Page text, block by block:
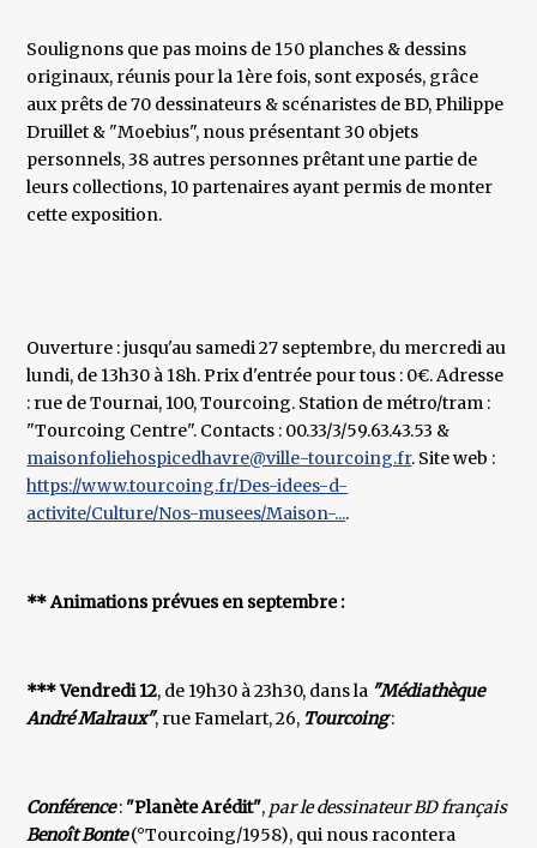
Soulignons que pas moins de 150 planches & dessins
originaux, réunis pour la 1ère fois, sont exposés, grâce
aux prêts de 70 dessinateurs & scénaristes de BD, Philippe
Druillet & "Moebius", nous présentant 30 objets
personnels, 38 autres personnes prêtant une partie de
leurs collections, 10 partenaires ayant permis de monter
cette exposition.
Ouverture : jusqu'au samedi 27 septembre, du mercredi au
lundi, de 13h30 à 18h. Prix d'entrée pour tous : 0€. Adresse
: rue de Tournai, 100, Tourcoing. Station de métro/tram :
"Tourcoing Centre". Contacts : 00.33/3/59.63.43.53 &
maisonfoliehospicedhavre@ville-tourcoing.fr. Site web :
https://www.tourcoing.fr/Des-idees-d-
activite/Culture/Nos-musees/Maison-....
** Animations prévues en septembre :
*** Vendredi 12, de 19h30 à 23h30, dans la "Médiathèque
André Malraux", rue Famelart, 26, Tourcoing:
Conférence: "Planète Arédit", par le dessinateur BD français
Benoît Bonte(°Tourcoing/1958), qui nous racontera